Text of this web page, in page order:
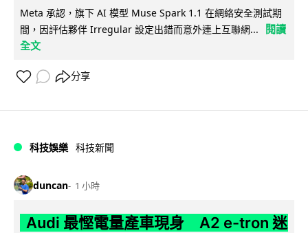
Meta 承認，旗下 AI 模型 Muse Spark 1.1 在網絡安全測試期
間，因評估夥伴 Irregular 設定出錯而意外連上互聯網...
閱讀
全文
分享
科技娛樂 科技新聞
duncan 1 小時
Audi 最慳電量產車現身 A2 e-tron 迷